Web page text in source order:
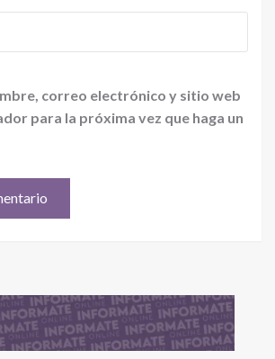
correo electrónico y sitio web
para la próxima vez que haga un